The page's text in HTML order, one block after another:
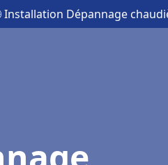
Installation Dépannage